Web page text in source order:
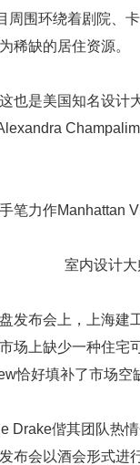
周围环绕着剧院、
稀缺的居住资源。
是美国知名设计
室内设计
布会上，上海建
场上缺少一种住宅
恰好填补了市场空
偕其团队热情
布会以酒会形式进